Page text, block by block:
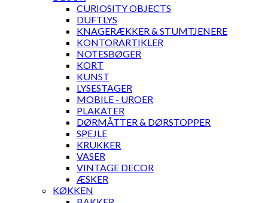
CURIOSITY OBJECTS
DUFTLYS
KNAGERÆKKER & STUMTJENERE
KONTORARTIKLER
NOTESBØGER
KORT
KUNST
LYSESTAGER
MOBILE - UROER
PLAKATER
DØRMÅTTER & DØRSTOPPER
SPEJLE
KRUKKER
VASER
VINTAGE DECOR
ÆSKER
KØKKEN